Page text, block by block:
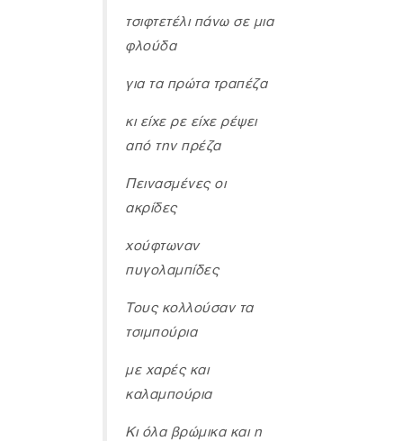
τσιφτετέλι πάνω σε μια
φλούδα
για τα πρώτα τραπέζα
κι είχε ρε είχε ρέψει
από την πρέζα
Πεινασμένες οι
ακρίδες
χούφτωναν
πυγολαμπίδες
Τους κολλούσαν τα
τσιμπούρια
με χαρές και
καλαμπούρια
Κι όλα βρώμικα και η